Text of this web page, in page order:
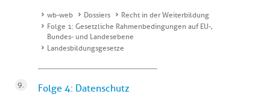
wb-web Dossiers
Recht in der Weiterbildung
Folge 1: Gesetzliche Rahmenbedingungen auf EU-,
Bundes- und Landesebene
Landesbildungsgesetze
Folge 4: Datenschutz